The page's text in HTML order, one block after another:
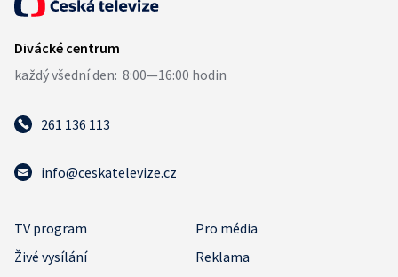
261 136 113
info@ceskatelevize.cz
TV program
Pro média
Živé vysílání
Reklama